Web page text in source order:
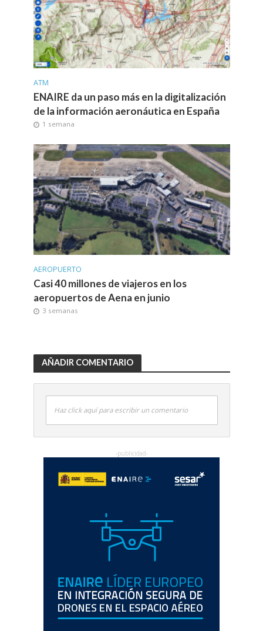
ATM
ENAIRE da un paso más en la digitalización
de la información aeronáutica en España
1 semana
AEROPUERTO
Casi 40 millones de viajeros en los
aeropuertos de Aena en junio
3 semanas
AÑADIR COMENTARIO
Haz click aquí para escribir un comentario